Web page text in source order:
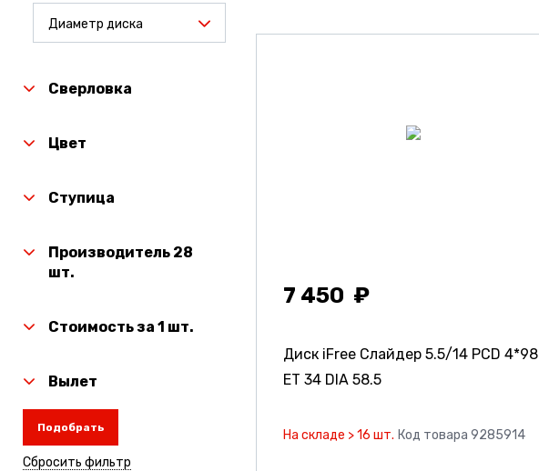
Диаметр диска
Сверловка
Цвет
Ступица
Производитель 28
шт.
Стоимость за 1 шт.
Вылет
Подобрать
Сбросить фильтр
7 450
Диск iFree Слайдер 5.5/14 PCD 4*98
ET 34 DIA 58.5
На складе > 16 шт. Код товара 9285914